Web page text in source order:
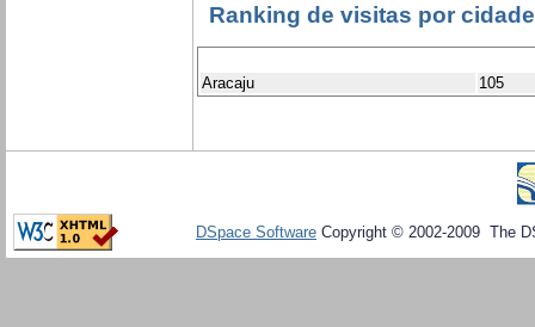
Ranking de visitas por
Aracaju 105
DSpace Software Copyright © 2002-2009 The